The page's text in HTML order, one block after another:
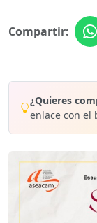
Compartir:
¿Quieres
enlace con el